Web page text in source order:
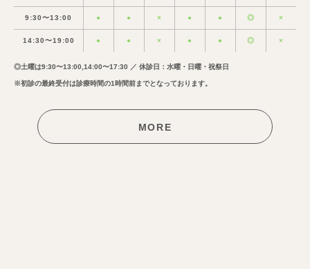
9:30〜13:00 ● ● × ● ● ◎ ×
14:30〜19:00 ● ● × ● ● ◎ ×
◎土曜は9:30〜13:00,14:00〜17:30 ／ 休診日：水曜・日曜・祝祭日
※初診の最終受付は診療時間の1時間前までとなっております。
MORE